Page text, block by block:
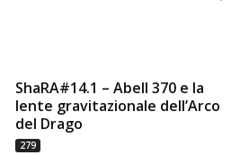
ShaRA#14.1 – Abell 370 e la
lente gravitazionale dell’Arco
del Drago
279